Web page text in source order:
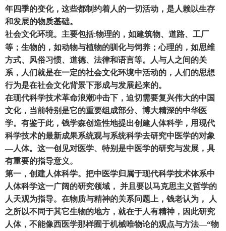
年四季的变化， 这些都制约着人的一切活动 ， 是人赖以生存
和发展的物质基础。
社会文化环境。主要包括:物理的 ， 如建筑物、道路、工厂
等 ； 生物的 ， 如动物与植物的驯化与饲养 ；心理的 ， 如思维
方式、风俗习惯、道德、法律和语言等。人与人之间的关
系 ， 人们就是在一定的社会文化环境中活动的 ， 人们的思想
行为是在社会文化背景下形成与发展起来的。
在现代科学技术革命浪潮冲击下 ， 迫切需要复兴伟大的中国
文化， 当前特别是它的重要组成部分、博大精深的中华医
学。有鉴于此， 钱学森创造性地提出创建人体科学 ， 用现代
科学技术的最新成果系统观与系统科学去研究中医学的对象
—人体。这一创见对医学、特别是中医学的研究与发展 ， 具
有重要的指导意义。
第一 ， 创建人体科学。把中医学归属于现代科学技术体系中
人体科学这一广阔的研究领域 ， 并且要以马克思主义哲学的
人天观为指导。在物质与精神的关系问题上 ， 钱老认为 ，
人
之所以不同于其它生物的地方 ， 就在于人有精神 ， 因此研究
人体， 不能像西医学那样囿于机械唯物论的观点与方法—“物